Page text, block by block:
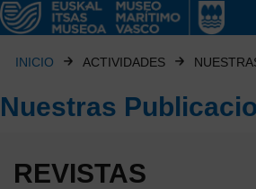
INICIO ACTIVIDADES
Nuestras
REVISTAS